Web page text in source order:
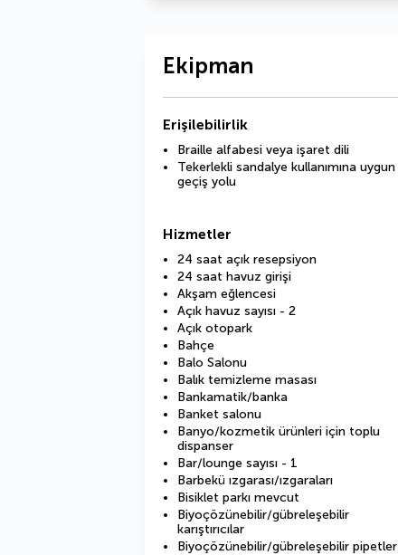
Ekipman
Erişilebilirlik
Braille alfabesi veya işaret dili
Tekerlekli sandalye kullanımına uygun
geçiş yolu
Hizmetler
24 saat açık resepsiyon
24 saat havuz girişi
Akşam eğlencesi
Açık havuz sayısı - 2
Açık otopark
Bahçe
Balo Salonu
Balık temizleme masası
Bankamatik/banka
Banket salonu
Banyo/kozmetik ürünleri için toplu
dispanser
Bar/lounge sayısı - 1
Barbekü ızgarası/ızgaraları
Bisiklet parkı mevcut
Biyoçözünebilir/gübreleşebilir
karıştırıcılar
Biyoçözünebilir/gübreleşebilir pipetler